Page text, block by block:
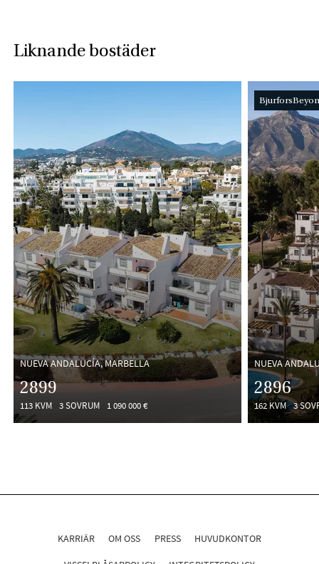
Liknande bostäder
NUEVA ANDALUCÍA, MARBELLA
2899
113 KVM 3 SOVRUM 1 090 000 €
NUEVA
2896
162 KVM 3
KARRIÄR OM OSS PRESS HUVUDKONTOR